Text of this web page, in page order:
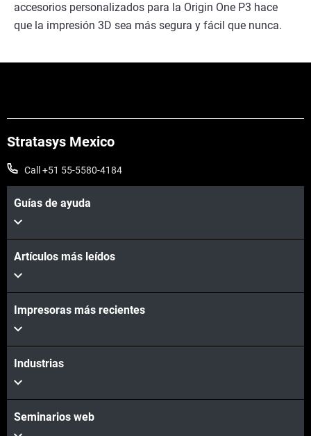
accesorios personalizados para la Origin One P3 hace
que la impresión 3D sea más segura y fácil que nunca.
Stratasys Mexico
Call +51 55-5580-4184
Guías de ayuda
Artículos más leídos
Impresoras más recientes
Industrias
Seminarios web